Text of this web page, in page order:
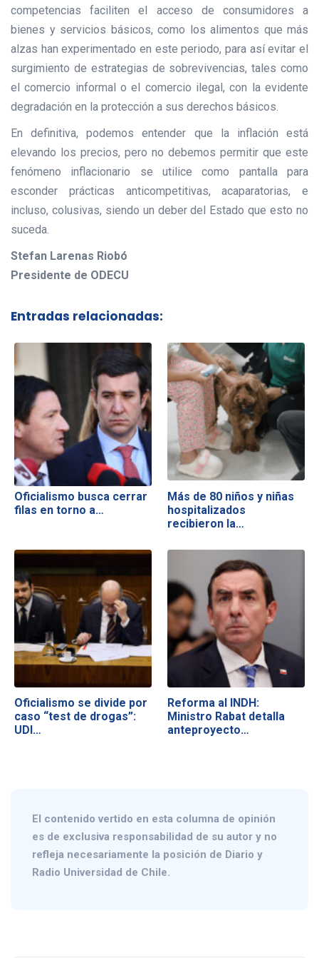
competencias faciliten el acceso de consumidores a
bienes y servicios básicos, como los alimentos que más
alzas han experimentado en este periodo, para así evitar el
surgimiento de estrategias de sobrevivencias, tales como
el comercio informal o el comercio ilegal, con la evidente
degradación en la protección a sus derechos básicos.
En definitiva, podemos entender que la inflación está
elevando los precios, pero no debemos permitir que este
fenómeno inflacionario se utilice como pantalla para
esconder prácticas anticompetitivas, acaparatorias, e
incluso, colusivas, siendo un deber del Estado que esto no
suceda.
Stefan Larenas Riobó
Presidente de ODECU
Entradas relacionadas:
Oficialismo busca cerrar
filas en torno a…
Más de 80 niños y niñas
hospitalizados
recibieron la…
Oficialismo se divide por
caso “test de drogas”:
UDI…
Reforma al INDH:
Ministro Rabat detalla
anteproyecto…
El contenido vertido en esta columna de opinión
es de exclusiva responsabilidad de su autor y no
refleja necesariamente la posición de Diario y
Radio Universidad de Chile.